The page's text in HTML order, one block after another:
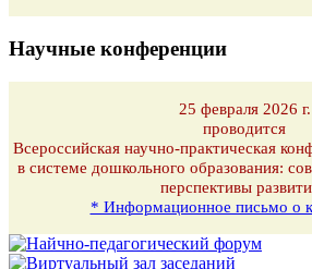
Научные конференции
25 февраля 2026 г.
проводится
Всероссийская научно-практическая
в системе дошкольного образования:
перспективы
* Информационное письмо о